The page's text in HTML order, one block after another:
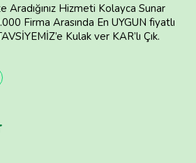
Aradığınız Hizmeti Kolayca Sunar
Firma Arasında En UYGUN fiyatlı
Kulak ver KAR’lı Çık.